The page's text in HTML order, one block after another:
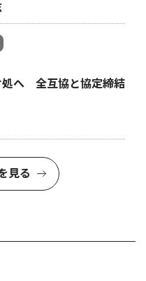
処へ 全互協と協定締結
見る